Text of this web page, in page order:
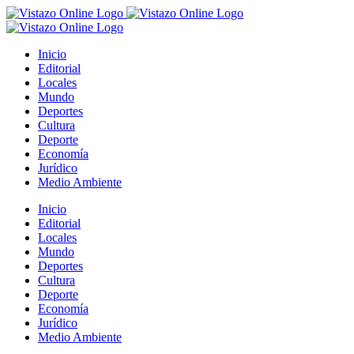
Saltar
al
Inicio
Editorial
Locales
Mundo
Deportes
Cultura
Deporte
Economía
Jurídico
Medio Ambiente
Inicio
Editorial
Locales
Mundo
Deportes
Cultura
Deporte
Economía
Jurídico
Medio Ambiente